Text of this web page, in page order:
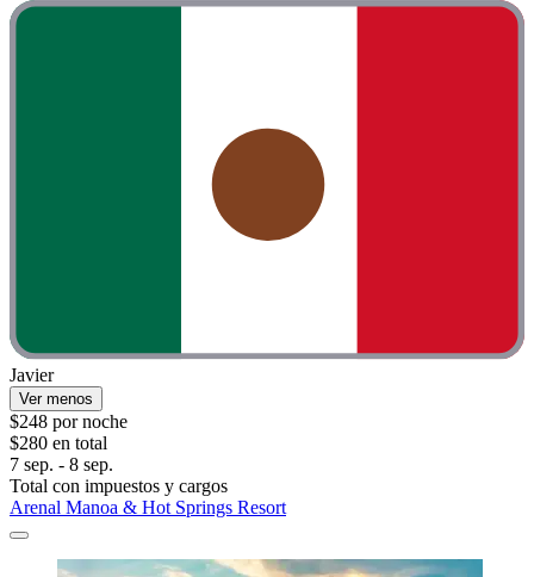
Javier
Ver menos
$248 por noche
$280 en total
7 sep. - 8 sep.
Total con impuestos y cargos
Arenal Manoa & Hot Springs Resort